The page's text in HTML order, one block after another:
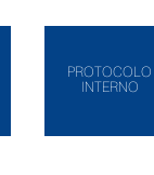
PROTOCOLO
INTERNO